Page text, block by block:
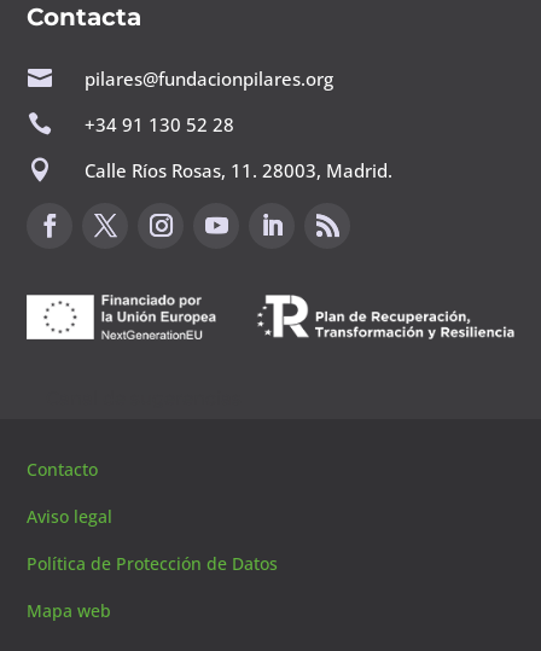
Contacta

pilares@fundacionpilares.org

+34 91 130 52 28

Calle Ríos Rosas, 11. 28003, Madrid.
Contacto
Aviso legal
Política de Protección de Datos
Mapa web